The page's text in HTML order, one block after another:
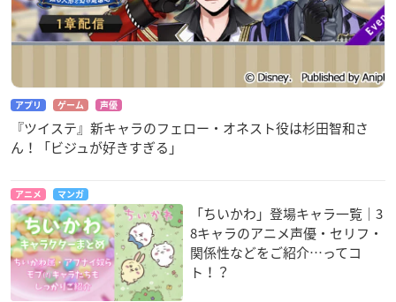
アプリ ゲーム 声優
『ツイステ』新キャラのフェロー・オネスト役は杉田智和さ
ん！「ビジュが好きすぎる」
アニメ マンガ
「ちいかわ」登場キャラ一覧｜3
8キャラのアニメ声優・セリフ・
関係性などをご紹介…ってコ
ト！？